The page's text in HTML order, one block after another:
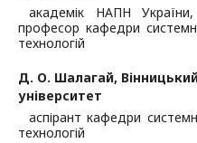
академік НАПН
професор кафедри
технологій
Д. О. Шалагай,
університет
аспірант кафедри
технологій